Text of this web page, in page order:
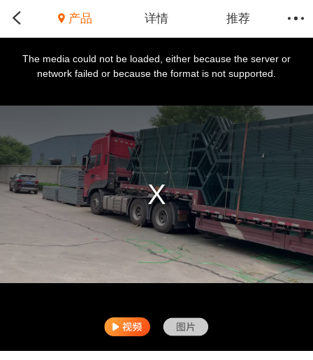
产品 详情 推荐
The media could not be loaded, either because the server or
network failed or because the format is not supported.